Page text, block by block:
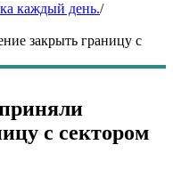
каждый день./
закрыть границу с
с сектором